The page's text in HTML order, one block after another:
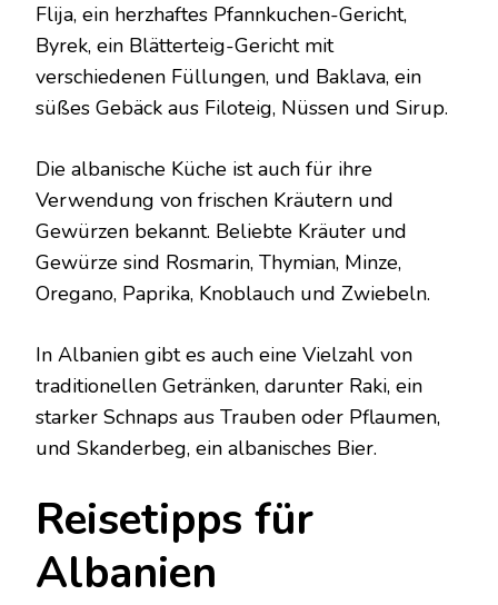
Flija, ein herzhaftes Pfannkuchen-Gericht,
Byrek, ein Blätterteig-Gericht mit
verschiedenen Füllungen, und Baklava, ein
süßes Gebäck aus Filoteig, Nüssen und Sirup.
Die albanische Küche ist auch für ihre
Verwendung von frischen Kräutern und
Gewürzen bekannt. Beliebte Kräuter und
Gewürze sind Rosmarin, Thymian, Minze,
Oregano, Paprika, Knoblauch und Zwiebeln.
In Albanien gibt es auch eine Vielzahl von
traditionellen Getränken, darunter Raki, ein
starker Schnaps aus Trauben oder Pflaumen,
und Skanderbeg, ein albanisches Bier.
Reisetipps für
Albanien